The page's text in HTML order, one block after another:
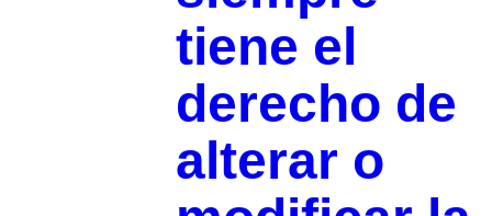
tiene el
derecho de
alterar o